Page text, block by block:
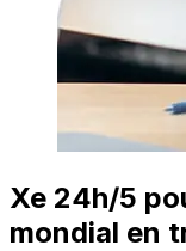
Xe 24h/5
mondial en